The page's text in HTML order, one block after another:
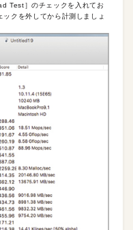
Test］のチェックを入れてお
クを外してから計測しましょ